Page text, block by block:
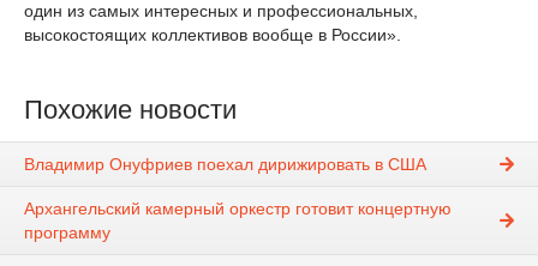
один из самых интересных и профессиональных,
высокостоящих коллективов вообще в России».
Похожие новости
Владимир Онуфриев поехал дирижировать в США
Архангельский камерный оркестр готовит концертную
программу